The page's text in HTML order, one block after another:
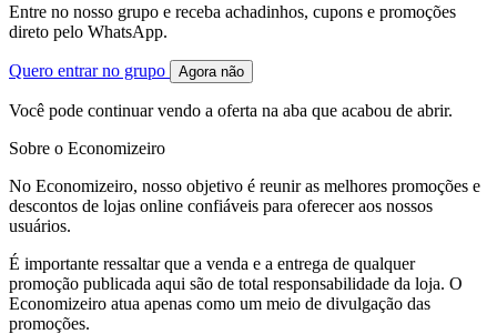
Entre no nosso grupo e receba achadinhos, cupons e promoções
direto pelo WhatsApp.
Quero entrar no grupo Agora não
Você pode continuar vendo a oferta na aba que acabou de abrir.
Sobre o Economizeiro
No Economizeiro, nosso objetivo é reunir as melhores promoções e
descontos de lojas online confiáveis para oferecer aos nossos
usuários.
É importante ressaltar que a venda e a entrega de qualquer
promoção publicada aqui são de total responsabilidade da loja. O
Economizeiro atua apenas como um meio de divulgação das
promoções.